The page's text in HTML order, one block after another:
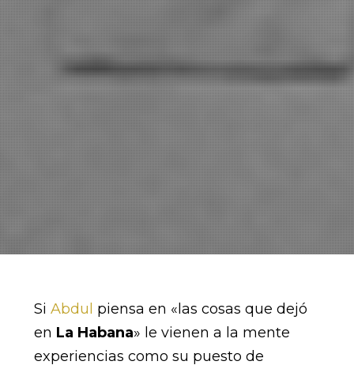
Si Abdul piensa en «las cosas que dejó
en La Habana» le vienen a la mente
experiencias como su puesto de